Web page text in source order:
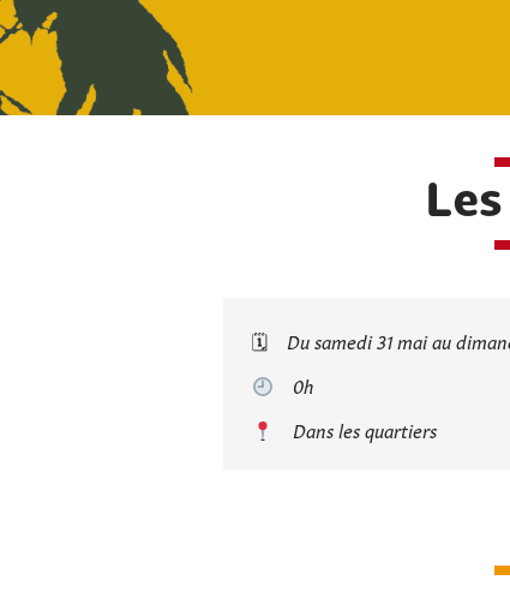
🗓
Du samedi 31 mai au
0h
Dans les quartiers